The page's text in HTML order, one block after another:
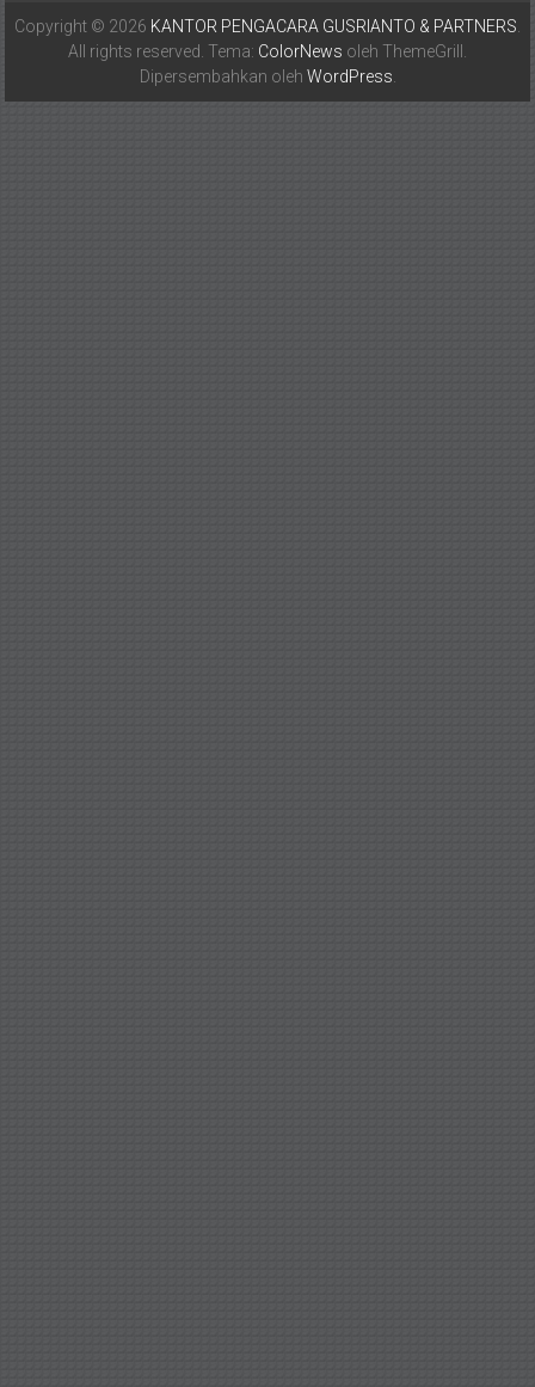
Copyright © 2026 KANTOR PENGACARA GUSRIANTO & PARTNERS.
All rights reserved. Tema: ColorNews oleh ThemeGrill.
Dipersembahkan oleh WordPress.